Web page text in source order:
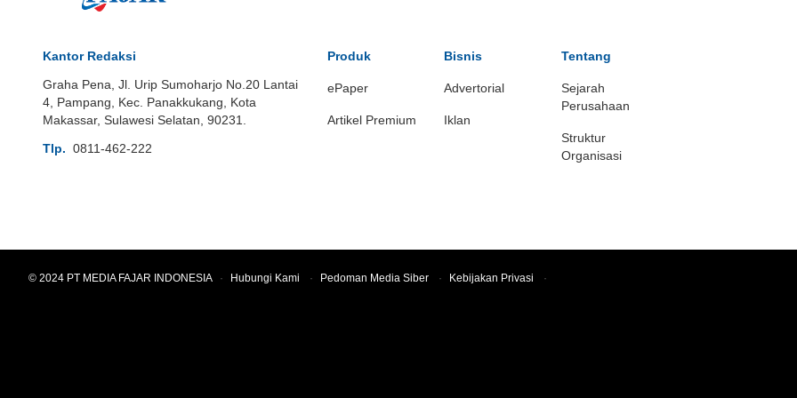
Kantor Redaksi
Graha Pena, Jl. Urip Sumoharjo No.20 Lantai
4, Pampang, Kec. Panakkukang, Kota
Makassar, Sulawesi Selatan, 90231.
Tlp. 0811-462-222
Produk
ePaper
Artikel Premium
Bisnis
Advertorial
Iklan
Tentang
Sejarah
Perusahaan
Struktur
Organisasi
© 2024 PT MEDIA FAJAR INDONESIA · Hubungi Kami · Pedoman Media Siber · Kebijakan Privasi ·